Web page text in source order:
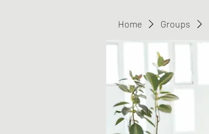
Home Groups